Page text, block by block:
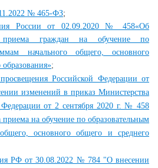
№ 465-ФЗ;
России от 02.09.2020 № 458«Об
приема граждан на обучение по
начального общего, основного
;
Российской Федерации от
изменений в приказ Министерства
от 2 сентября 2020 г. № 458
на обучение по образовательным
основного общего и среднего
РФ от 30.08.2022 № 784 "О внесении